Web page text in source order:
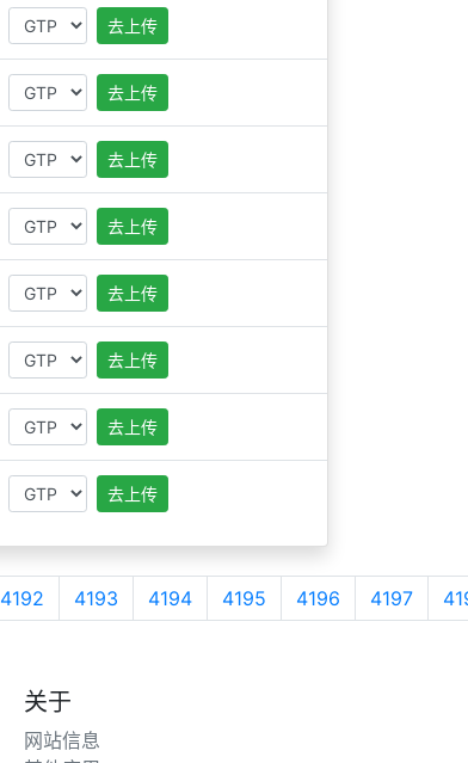
去上传
去上传
去上传
去上传
去上传
去上传
去上传
去上传
4192 4193 4194 4195 4196 4197
关于
网站信息